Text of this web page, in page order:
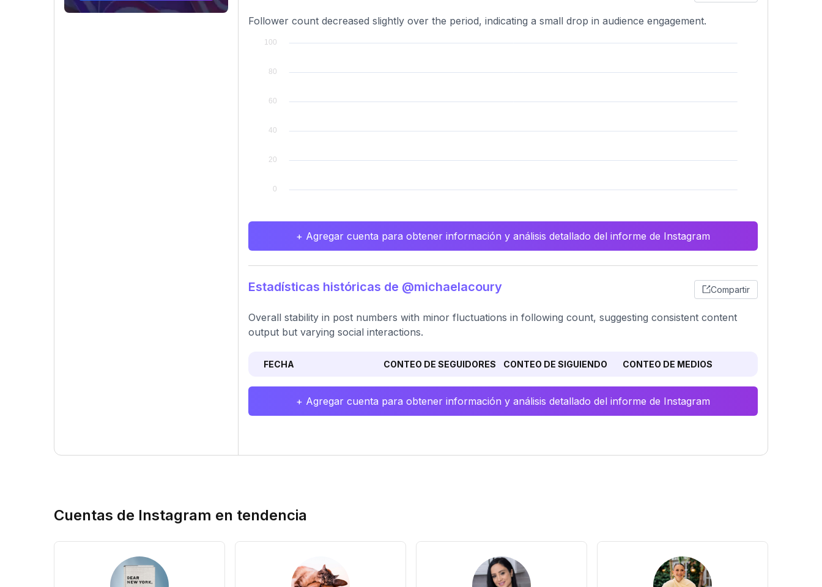
Follower count decreased slightly over the period, indicating a small drop in audience engagement.
+ Agregar cuenta para obtener información y análisis detallado del informe de Instagram
Estadísticas históricas de @michaelacoury Compartir
Overall stability in post numbers with minor fluctuations in following count, suggesting consistent content
output but varying social interactions.
FECHA CONTEO DE SEGUIDORES CONTEO DE SIGUIENDO CONTEO DE MEDIOS
+ Agregar cuenta para obtener información y análisis detallado del informe de Instagram
Cuentas de Instagram en tendencia